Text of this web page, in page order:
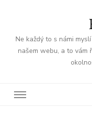
Ne každý to s námi
našem webu, a to vám